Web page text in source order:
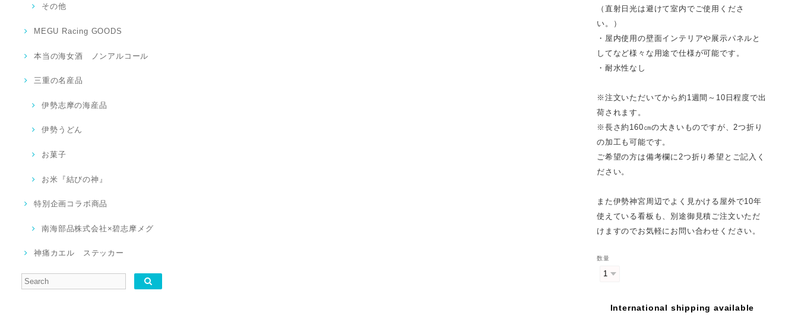
その他
MEGU Racing GOODS
本当の海女酒 ノンアルコール
三重の名産品
伊勢志摩の海産品
伊勢うどん
お菓子
お米『結びの神』
特別企画コラボ商品
南海部品株式会社×碧志摩メグ
神痛カエル ステッカー
（直射日光は避けて室内でご使用くださ
い。）
・屋内使用の壁面インテリアや展示パネルと
してなど様々な用途で仕様が可能です。
・耐水性なし
※注文いただいてから約1週間～10日程度で出
荷されます。
※長さ約160㎝の大きいものですが、2つ折り
の加工も可能です。
ご希望の方は備考欄に2つ折り希望とご記入く
ださい。
また伊勢神宮周辺でよく見かける屋外で10年
使えている看板も、別途御見積ご注文いただ
けますのでお気軽にお問い合わせください。
数量
International shipping available